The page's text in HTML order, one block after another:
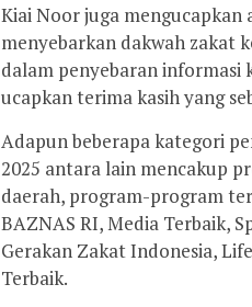
Kiai Noor juga mengucapkan
menyebarkan dakwah zakat
dalam penyebaran informasi
ucapkan terima kasih yang
Adapun beberapa kategori
2025 antara lain mencakup
daerah, program-program
BAZNAS RI, Media Terbaik,
Gerakan Zakat Indonesia,
Terbaik.